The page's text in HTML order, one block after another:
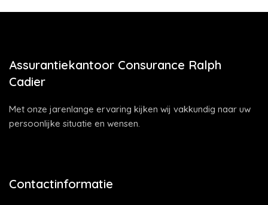
Assurantiekantoor Consurance Ralph
Cadier
Met onze jarenlange ervaring kijken wij vakkundig naar uw
persoonlijke situatie en wensen.
Contactinformatie